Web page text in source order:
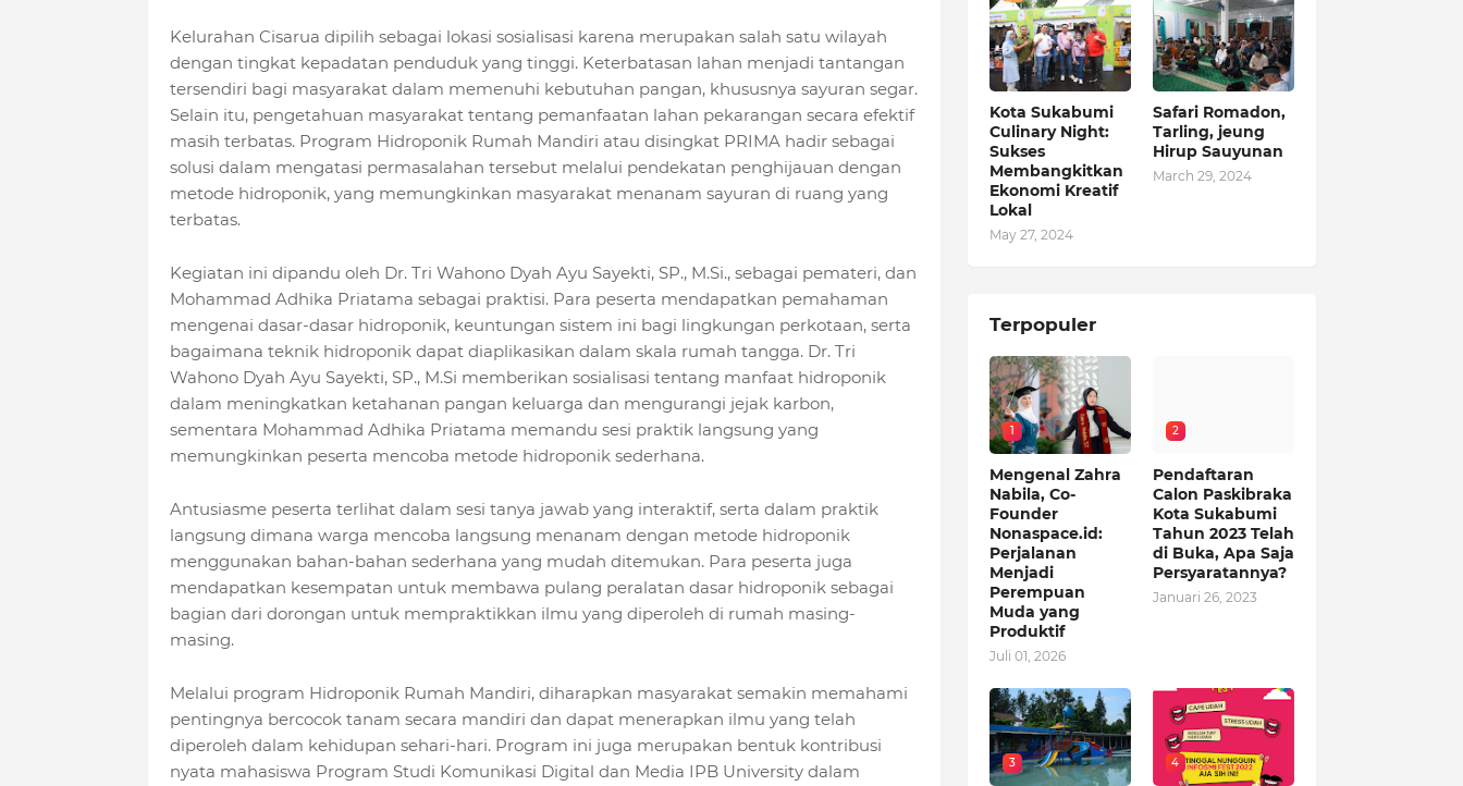
Kelurahan Cisarua dipilih sebagai lokasi sosialisasi karena merupakan salah satu wilayah
dengan tingkat kepadatan penduduk yang tinggi. Keterbatasan lahan menjadi tantangan
tersendiri bagi masyarakat dalam memenuhi kebutuhan pangan, khususnya sayuran segar.
Selain itu, pengetahuan masyarakat tentang pemanfaatan lahan pekarangan secara efektif
masih terbatas. Program Hidroponik Rumah Mandiri atau disingkat PRIMA hadir sebagai
solusi dalam mengatasi permasalahan tersebut melalui pendekatan penghijauan dengan
metode hidroponik, yang memungkinkan masyarakat menanam sayuran di ruang yang
terbatas.
Kegiatan ini dipandu oleh Dr. Tri Wahono Dyah Ayu Sayekti, SP., M.Si., sebagai pemateri, dan
Mohammad Adhika Priatama sebagai praktisi. Para peserta mendapatkan pemahaman
mengenai dasar-dasar hidroponik, keuntungan sistem ini bagi lingkungan perkotaan, serta
bagaimana teknik hidroponik dapat diaplikasikan dalam skala rumah tangga. Dr. Tri
Wahono Dyah Ayu Sayekti, SP., M.Si memberikan sosialisasi tentang manfaat hidroponik
dalam meningkatkan ketahanan pangan keluarga dan mengurangi jejak karbon,
sementara Mohammad Adhika Priatama memandu sesi praktik langsung yang
memungkinkan peserta mencoba metode hidroponik sederhana.
Antusiasme peserta terlihat dalam sesi tanya jawab yang interaktif, serta dalam praktik
langsung dimana warga mencoba langsung menanam dengan metode hidroponik
menggunakan bahan-bahan sederhana yang mudah ditemukan. Para peserta juga
mendapatkan kesempatan untuk membawa pulang peralatan dasar hidroponik sebagai
bagian dari dorongan untuk mempraktikkan ilmu yang diperoleh di rumah masing-
masing.
Melalui program Hidroponik Rumah Mandiri, diharapkan masyarakat semakin memahami
pentingnya bercocok tanam secara mandiri dan dapat menerapkan ilmu yang telah
diperoleh dalam kehidupan sehari-hari. Program ini juga merupakan bentuk kontribusi
nyata mahasiswa Program Studi Komunikasi Digital dan Media IPB University dalam
Kota Sukabumi
Culinary Night:
Sukses
Membangkitkan
Ekonomi Kreatif
Lokal
May 27, 2024
Safari Romadon,
Tarling, jeung
Hirup Sauyunan
March 29, 2024
Terpopuler
1
Mengenal Zahra
Nabila, Co-
Founder
Nonaspace.id:
Perjalanan
Menjadi
Perempuan
Muda yang
Produktif
Juli 01, 2026
2
Pendaftaran
Calon Paskibraka
Kota Sukabumi
Tahun 2023 Telah
di Buka, Apa Saja
Persyaratannya?
Januari 26, 2023
3 4